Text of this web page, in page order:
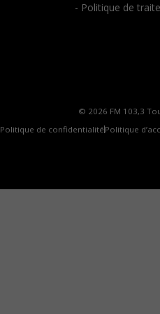
- Politique de
© 2026 FM 103,3
Politique de confidentialité Politique